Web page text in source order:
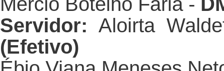
Servidor: Aloirta
(Efetivo)